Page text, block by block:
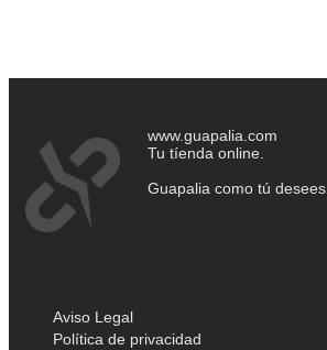
www.guapalia.com
Tu tíenda online.
Guapalia como tú desees.
Aviso Legal
Política de privacidad